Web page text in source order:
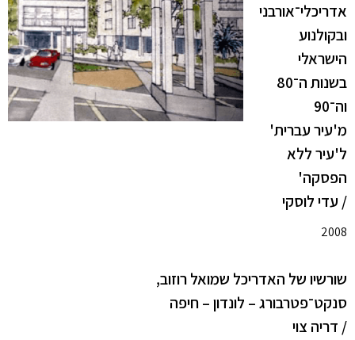
אדריכלי־אורבני
ובקולנוע
הישראלי
בשנות ה־80
וה־90
מ'עיר עברית'
ל'עיר ללא
הפסקה'
/ עדי לוסקי
2008
שורשיו של האדריכל שמואל רוזוב,
סנקט־פטרבורג – לונדון – חיפה
/ דריה צוי